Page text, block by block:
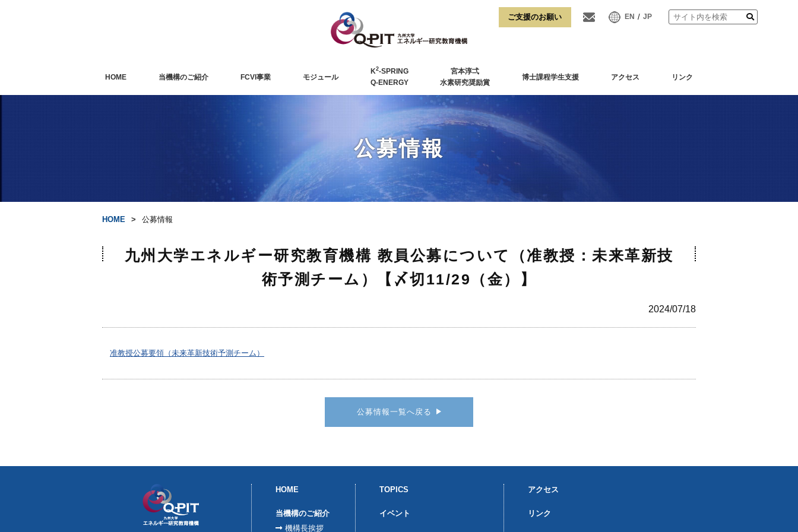
EN / JP
HOME 当機構のご紹介 FCVI事業 モジュール
K2-SPRING
Q-ENERGY
宮本淳弌
水素研究奨励賞
博士課程学生支援 アクセス リンク
公募情報
HOME 公募情報
九州大学エネルギー研究教育機構 教員公募について（准教授：未来革新技
術予測チーム）【〆切11/29（金）】
2024/07/18
准教授公募要領（未来革新技術予測チーム）
公募情報一覧へ戻る
HOME
当機構のご紹介
機構長挨拶
TOPICS
イベント
アクセス
リンク